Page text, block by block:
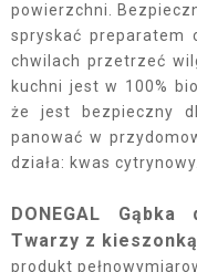
powierzchni.
spryskać preparatem
chwilach przetrzeć
kuchni jest w 100%
że jest bezpieczny
panować w
działa: kwas cytrynowy.
DONEGAL
Twarzy z kieszonką
produkt